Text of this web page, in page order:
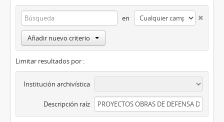
en
Añadir nuevo criterio
Limitar resultados por :
Institución archivística
Descripción raíz